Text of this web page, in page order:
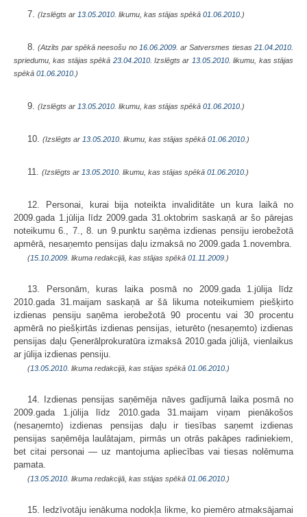
7. (Izslēgts ar 13.05.2010 . likumu, kas stājas spēkā 01.06.2010. )
8.(Atzīts par spēkā neesošu no 16.06.2009. ar Satversmes tiesas21.04.2010.
spriedumu, kas stājas spēkā 23.04.2010. Izslēgts ar 13.05.2010. likumu, kas stājas
spēkā 01.06.2010. )
9. (Izslēgts ar 13.05.2010 . likumu, kas stājas spēkā 01.06.2010. )
10. (Izslēgts ar 13.05.2010 . likumu, kas stājas spēkā 01.06.2010. )
11. (Izslēgts ar 13.05.2010 . likumu, kas stājas spēkā 01.06.2010. )
12. Personai, kurai bija noteikta invaliditāte un kura laikā no
2009.gada 1.jūlija līdz 2009.gada 31.oktobrim saskaņā ar šo pārejas
noteikumu 6., 7., 8. un 9.punktu saņēma izdienas pensiju ierobežotā
apmērā, nesaņemto pensijas daļu izmaksā no 2009.gada 1.novembra.
(15.10.2009 . likuma redakcijā, kas stājas spēkā 01.11.2009. )
13. Personām, kuras laika posmā no 2009.gada 1.jūlija līdz
2010.gada 31.maijam saskaņā ar šā likuma noteikumiem piešķirto
izdienas pensiju saņēma ierobežotā 90 procentu vai 30 procentu
apmērā no piešķirtās izdienas pensijas, ieturēto (nesaņemto) izdienas
pensijas daļu Ģenerālprokuratūra izmaksā 2010.gada jūlijā, vienlaikus
ar jūlija izdienas pensiju.
(13.05.2010 . likuma redakcijā, kas stājas spēkā 01.06.2010. )
14. Izdienas pensijas saņēmēja nāves gadījumā laika posmā no
2009.gada 1.jūlija līdz 2010.gada 31.maijam viņam pienākošos
(nesaņemto) izdienas pensijas daļu ir tiesības saņemt izdienas
pensijas saņēmēja laulātajam, pirmās un otrās pakāpes radiniekiem,
bet citai personai — uz mantojuma apliecības vai tiesas nolēmuma
pamata.
(13.05.2010 . likuma redakcijā, kas stājas spēkā 01.06.2010. )
15. Iedzīvotāju ienākuma nodokļa likme, ko piemēro atmaksājamai